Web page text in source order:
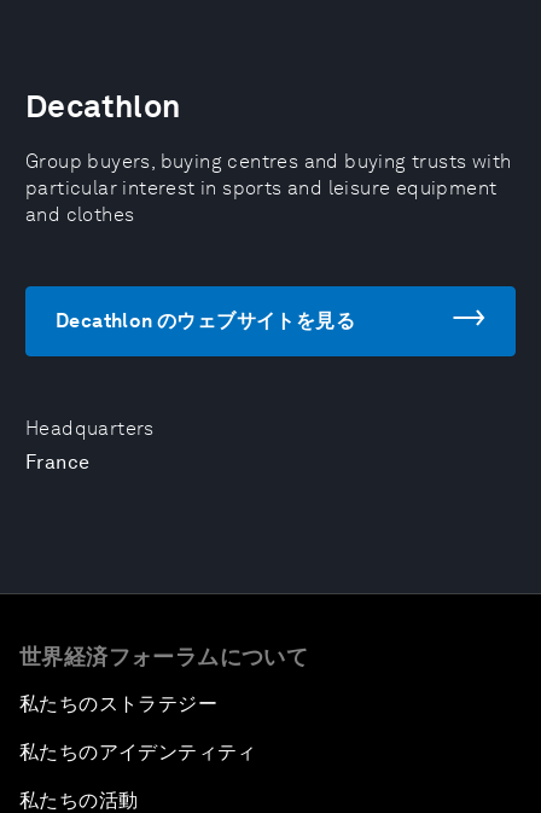
Headquarters
France
Decathlon
Group buyers, buying centres and buying trusts with
particular interest in sports and leisure equipment
and clothes
Decathlon のウェブサイトを見る
世界経済フォーラムについて
私たちのストラテジー
私たちのアイデンティティ
私たちの活動